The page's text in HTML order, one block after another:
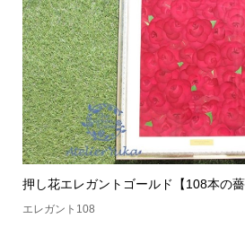
押し花エレガントゴールド【108本の
エレガント108